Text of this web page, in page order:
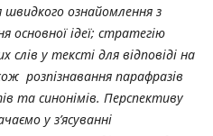
швидкого ознайомлення з
ідеї; стратегію
у тексті для відповіді на
розпізнавання парафразів
та синонімів. Перспективу
у з’ясуванні